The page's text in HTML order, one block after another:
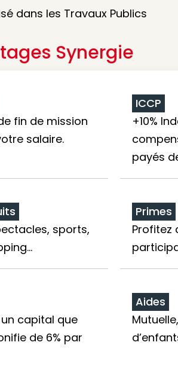
dans les Travaux Publics
Synergie
fin de mission
salaire.
ICCP
+10%
payés
sports,
Primes
Profitez
capital que
de 6% par
Aides